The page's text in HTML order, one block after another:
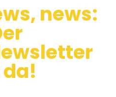
news: